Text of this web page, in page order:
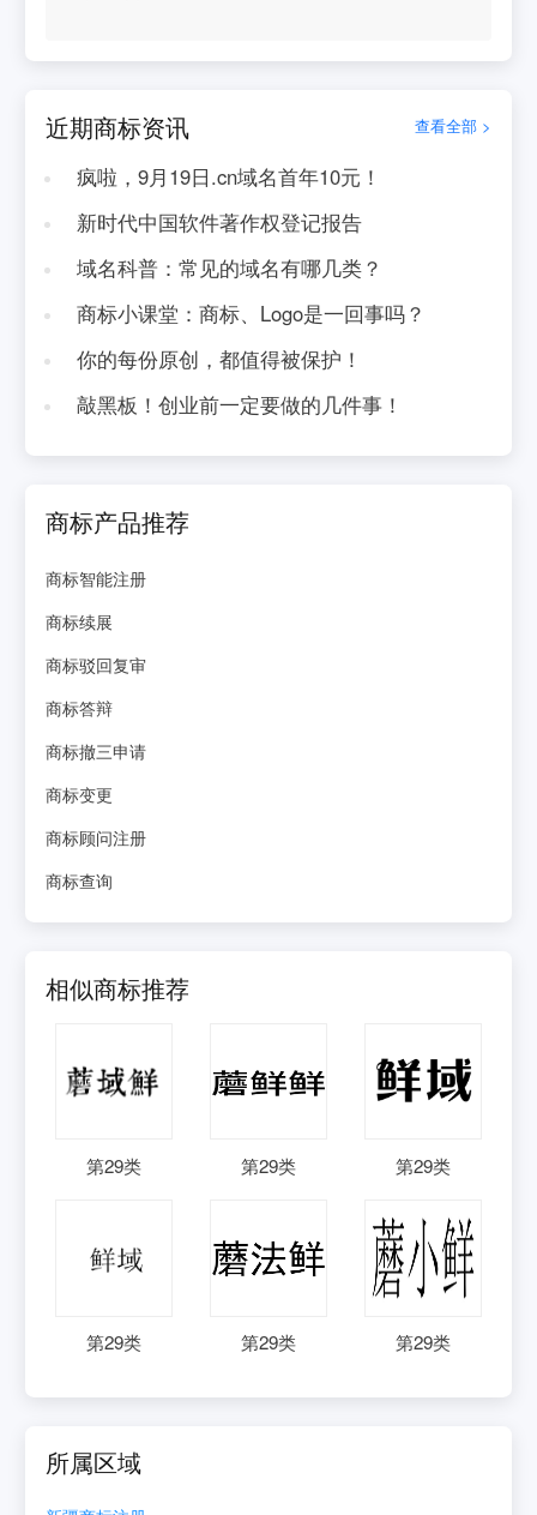
近期商标资讯 查看全部 >
疯啦，9月19日.cn域名首年10元！
新时代中国软件著作权登记报告
域名科普：常见的域名有哪几类？
商标小课堂：商标、Logo是一回事吗？
你的每份原创，都值得被保护！
敲黑板！创业前一定要做的几件事！
商标产品推荐
商标智能注册
商标续展
商标驳回复审
商标答辩
商标撤三申请
商标变更
商标顾问注册
商标查询
相似商标推荐
第29类 第29类 第29类
第29类 第29类 第29类
所属区域